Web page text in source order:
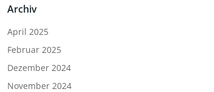
Archiv
April 2025
Februar 2025
Dezember 2024
November 2024